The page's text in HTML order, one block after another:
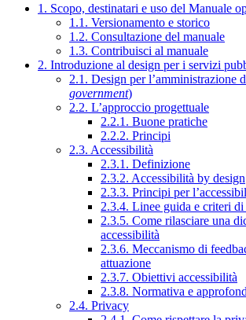
1. Scopo, destinatari e uso del Manuale
1.1. Versionamento e storico
1.2. Consultazione del manuale
1.3. Contribuisci al manuale
2. Introduzione al design per i servizi
2.1. Design per l’amministrazione
government)
2.2. L’approccio progettuale
2.2.1. Buone pratiche
2.2.2. Principi
2.3. Accessibilità
2.3.1. Definizione
2.3.2. Accessibilità by design
2.3.3. Principi per
2.3.4. Linee guida e criteri di
2.3.5. Come rilasciare una
accessibilità
2.3.6. Meccanismo di
attuazione
2.3.7. Obiettivi accessibilità
2.3.8. Normativa e
2.4. Privacy